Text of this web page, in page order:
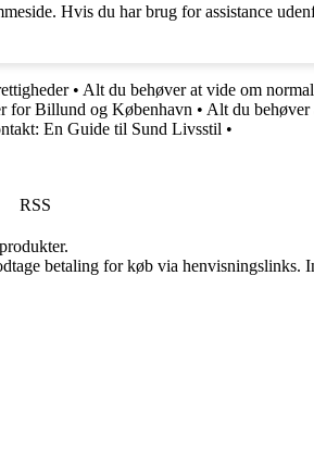
Hvis du har brug for assistance
• Alt du behøver at vide om
for Billund og København • Alt du
En Guide til Sund Livsstil •
RSS
betaling for køb via henvisningslinks.